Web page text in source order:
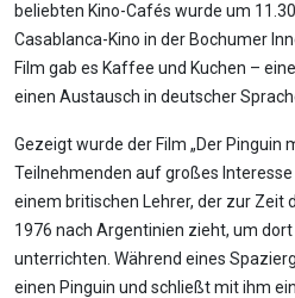
beliebten Kino-Cafés wurde um
Casablanca-Kino in der Bochumer
Film gab es Kaffee und Kuchen –
einen Austausch in deutscher
Gezeigt wurde der Film „Der Pinguin
Teilnehmenden auf großes
einem britischen Lehrer, der zur Zeit
1976 nach Argentinien zieht, um
unterrichten. Während eines
einen Pinguin und schließt mit ihm